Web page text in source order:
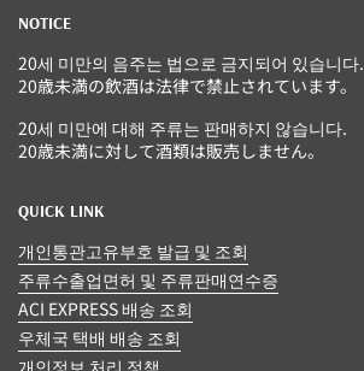
NOTICE
20세 미만의 음주는 법으로 금지되어 있습니다.
20歳未満の飲酒は法律で禁止されています。
20세 미만에 대해 주류는 판매하지 않습니다.
20歳未満に対して酒類は販売しません。
QUICK LINK
개인통관고유부호 발급 및 조회
주류수출업면허 및 주류판매연수증
ACI EXPRESS 배송 조회
우체국 택배 배송 조회